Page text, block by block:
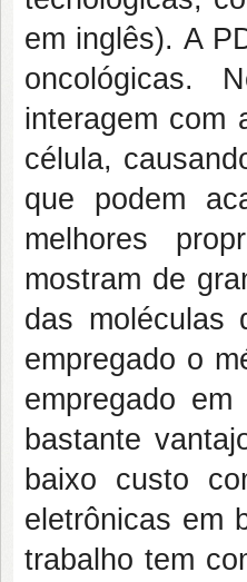
em inglês). A
oncológicas.
interagem com
célula,
que podem
melhores
mostram de
das moléculas
empregado o
empregado
bastante
baixo custo
eletrônicas em
trabalho tem